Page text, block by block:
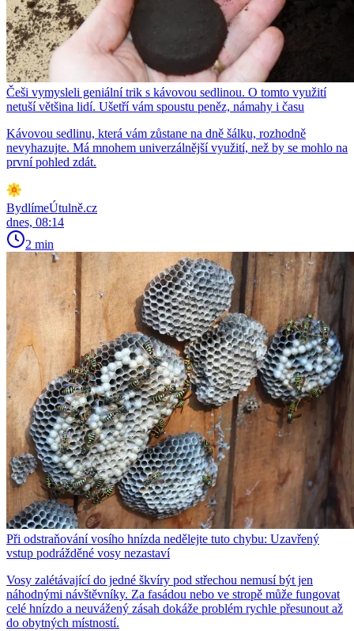
Češi vymysleli geniální trik s kávovou sedlinou. O tomto využití
netuší většina lidí. Ušetří vám spoustu peněz, námahy i času
Kávovou sedlinu, která vám zůstane na dně šálku, rozhodně
nevyhazujte. Má mnohem univerzálnější využití, než by se mohlo na
první pohled zdát.
BydlímeÚtulně.cz
dnes, 08:14
2 min
Při odstraňování vosího hnízda nedělejte tuto chybu: Uzavřený
vstup podrážděné vosy nezastaví
Vosy zalétávající do jedné škvíry pod střechou nemusí být jen
náhodnými návštěvníky. Za fasádou nebo ve stropě může fungovat
celé hnízdo a neuvážený zásah dokáže problém rychle přesunout až
do obytných místností.